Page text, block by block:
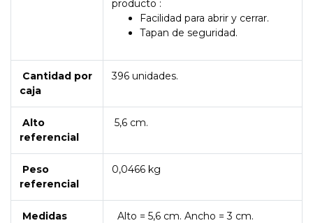
producto :
Facilidad para abrir y cerrar.
Tapan de seguridad.
Cantidad por
caja
396 unidades.
Alto
referencial
5,6 cm.
Peso
referencial
0,0466 kg
Medidas
Alto = 5,6 cm. Ancho = 3 cm.